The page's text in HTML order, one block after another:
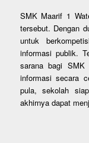
SMK Maarif 1
tersebut. Dengan
untuk
informasi publik.
sarana bagi SMK
informasi secara
pula, sekolah
akhirnya dapat